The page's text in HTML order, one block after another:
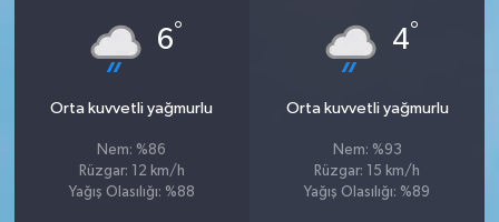
6°
Orta kuvvetli yağmurlu
Nem: %86
Rüzgar: 12 km/h
Yağış Olasılığı: %88
4°
Orta kuvvetli yağmurlu
Nem: %93
Rüzgar: 15 km/h
Yağış Olasılığı: %89